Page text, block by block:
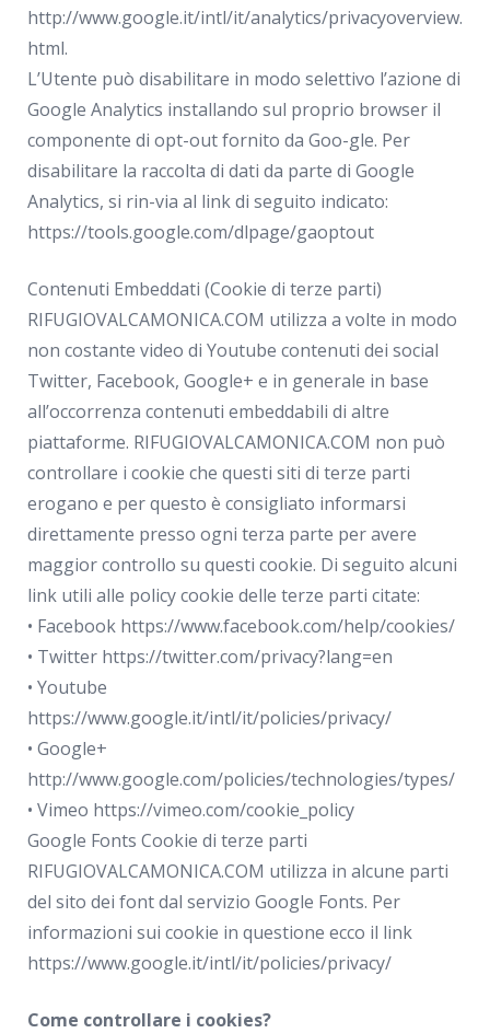
http://www.google.it/intl/it/analytics/privacyoverview.
html.
L’Utente può disabilitare in modo selettivo l’azione di
Google Analytics installando sul proprio browser il
componente di opt-out fornito da Goo-gle. Per
disabilitare la raccolta di dati da parte di Google
Analytics, si rin-via al link di seguito indicato:
https://tools.google.com/dlpage/gaoptout
Contenuti Embeddati (Cookie di terze parti)
RIFUGIOVALCAMONICA.COM utilizza a volte in modo
non costante video di Youtube contenuti dei social
Twitter, Facebook, Google+ e in generale in base
all’occorrenza contenuti embeddabili di altre
piattaforme. RIFUGIOVALCAMONICA.COM non può
controllare i cookie che questi siti di terze parti
erogano e per questo è consigliato informarsi
direttamente presso ogni terza parte per avere
maggior controllo su questi cookie. Di seguito alcuni
link utili alle policy cookie delle terze parti citate:
• Facebook https://www.facebook.com/help/cookies/
• Twitter https://twitter.com/privacy?lang=en
• Youtube
https://www.google.it/intl/it/policies/privacy/
• Google+
http://www.google.com/policies/technologies/types/
• Vimeo https://vimeo.com/cookie_policy
Google Fonts Cookie di terze parti
RIFUGIOVALCAMONICA.COM utilizza in alcune parti
del sito dei font dal servizio Google Fonts. Per
informazioni sui cookie in questione ecco il link
https://www.google.it/intl/it/policies/privacy/
Come controllare i cookies?